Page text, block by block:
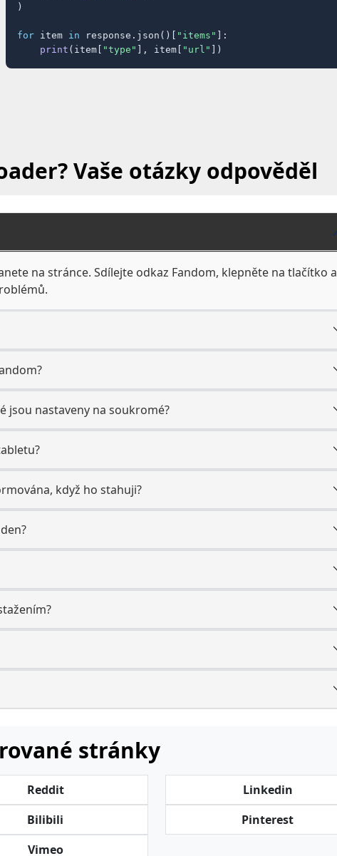
)
for item in response.json()[ "items" ]:
print (item[ "type" ], item[ "url" ])
Vaše otázky odpověděl
na stránce. Sdílejte odkaz Fandom, klepněte na tlačítko a
jsou nastaveny na soukromé?
když ho stahuji?
stránky
Reddit
Bilibili
Vimeo
Linkedin
Pinterest